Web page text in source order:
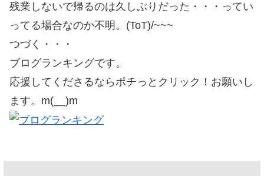
残業しないで帰るのは久しぶりだった・・・ってい
ってる場合なのか不明。(ToT)/~~~
つづく・・・
ブログランキングです。
応援してくださるならポチっとクリック！お願いし
ます。m(__)m